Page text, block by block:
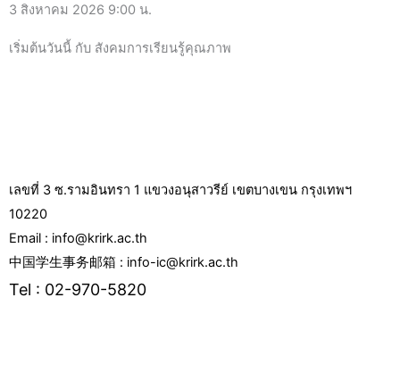
3 สิงหาคม 2026 9:00 น.
เริ่มต้นวันนี้ กับ สังคมการเรียนรู้คุณภาพ
เลขที่ 3 ซ.รามอินทรา 1 แขวงอนุสาวรีย์ เขตบางเขน กรุงเทพฯ
10220
Email : info@krirk.ac.th
中国学生事务邮箱 : info-ic@krirk.ac.th
Tel : 02-970-5820